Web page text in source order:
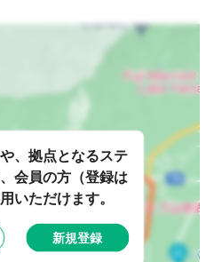
、拠点となるステ
会員の方（登録は
いただけます。
新規登録